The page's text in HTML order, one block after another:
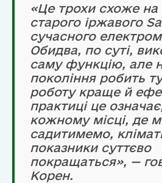
«Це трохи схоже на
старого іржавого
сучасного
Обидва, по суті,
саму функцію, але
покоління робить
роботу краще й
практиці це
кожному місці, де
садитимемо,
показники суттєво
покращаться», —
Корен.